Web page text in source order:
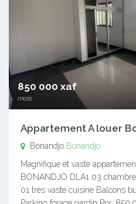
850 000 xaf
mois
Appartement A louer
Bonandjo Bonandjo
Magnifique et vaste
BONANDJO DLA1 03
01 très vaste cuisine Balcons